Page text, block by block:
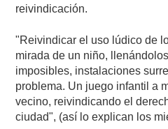
reivindicación.
"Reivindicar el uso lúdico de
mirada de un niño,
imposibles, instalaciones
problema. Un juego infantil a
vecino, reivindicando el
ciudad", (así lo explican los